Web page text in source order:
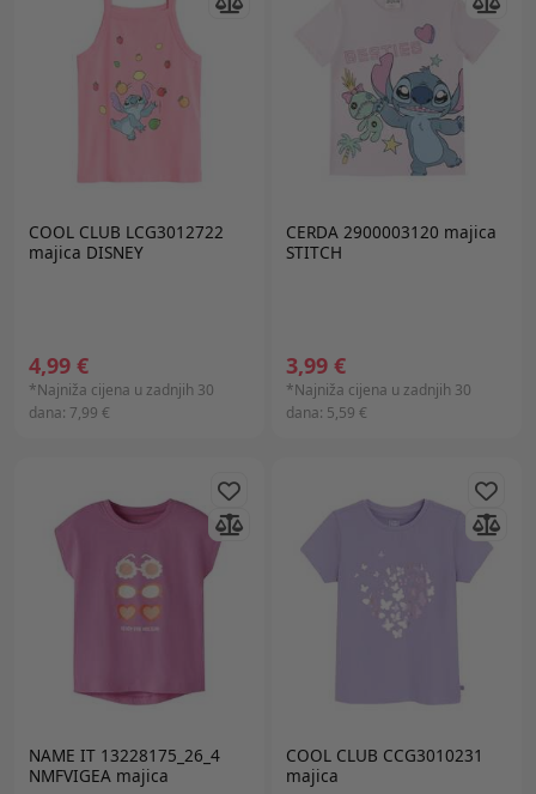
COOL CLUB LCG3012722
majica DISNEY
4,99 €
*Najniža cijena u zadnjih 30
dana: 7,99 €
CERDA 2900003120 majica
STITCH
3,99 €
*Najniža cijena u zadnjih 30
dana: 5,59 €
NAME IT 13228175_26_4
NMFVIGEA majica
COOL CLUB CCG3010231
majica